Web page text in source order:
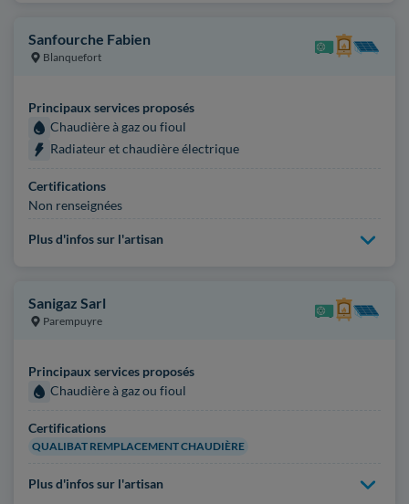
Sanfourche Fabien
Blanquefort
Principaux services proposés
Chaudière à gaz ou fioul
Radiateur et chaudière électrique
Certifications
Non renseignées
Plus d'infos sur l'artisan
Sanigaz Sarl
Parempuyre
Principaux services proposés
Chaudière à gaz ou fioul
Certifications
QUALIBAT REMPLACEMENT CHAUDIÈRE
Plus d'infos sur l'artisan